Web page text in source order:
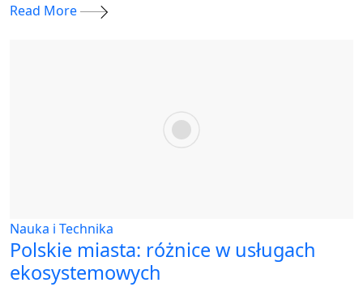
Read More
Nauka i Technika
Polskie miasta: różnice w usługach
ekosystemowych